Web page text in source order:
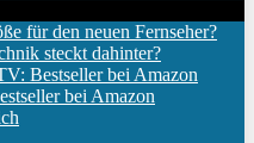
für den neuen Fernseher?
steckt dahinter?
Bestseller bei Amazon
bei Amazon